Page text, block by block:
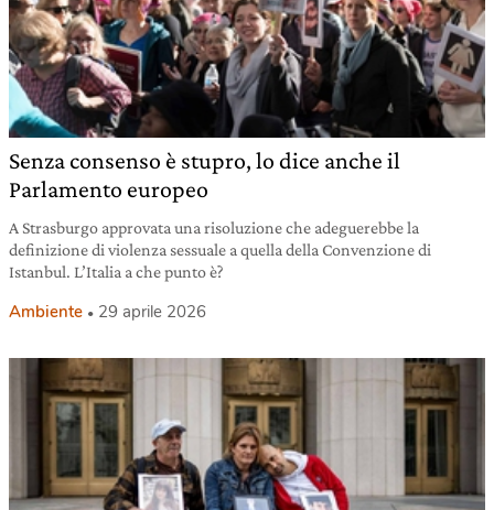
Senza consenso è stupro, lo dice anche il
Parlamento europeo
A Strasburgo approvata una risoluzione che adeguerebbe la
definizione di violenza sessuale a quella della Convenzione di
Istanbul. L’Italia a che punto è?
Ambiente 29 aprile 2026